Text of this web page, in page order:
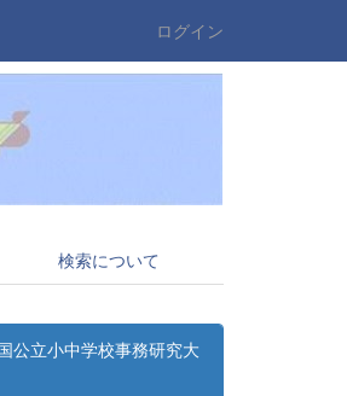
ログイン
検索について
公立小中学校事務研究大